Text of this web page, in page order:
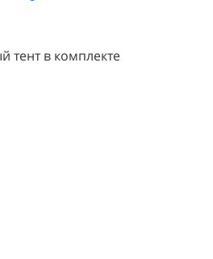
тент в комплекте